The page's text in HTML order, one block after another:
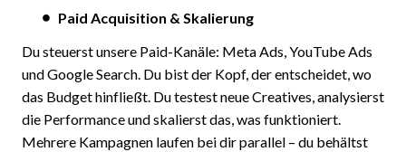
Paid Acquisition & Skalierung
Du steuerst unsere Paid-Kanäle: Meta Ads, YouTube Ads
und Google Search. Du bist der Kopf, der entscheidet, wo
das Budget hinfließt. Du testest neue Creatives, analysierst
die Performance und skalierst das, was funktioniert.
Mehrere Kampagnen laufen bei dir parallel – du behältst